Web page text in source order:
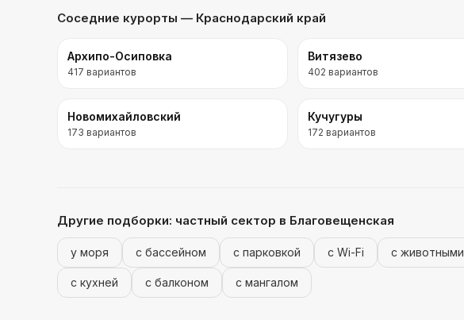
Соседние курорты — Краснодарский край
Архипо-Осиповка
417 вариантов
Витязево
402 вариантов
Новомихайловский
173 вариантов
Кучугуры
172 вариантов
Другие подборки: частный сектор в Благовещенская
у моря с бассейном с парковкой с Wi-Fi с животными
с кухней с балконом с мангалом